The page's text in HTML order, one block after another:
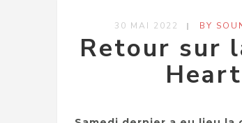
30 MAI 2022 BY
Retour sur